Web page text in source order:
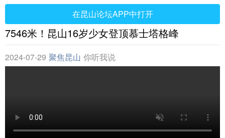
在昆山论坛APP中打开
7546米！昆山16岁少女登顶慕士塔格峰
2024-07-29 聚焦昆山 你听我说